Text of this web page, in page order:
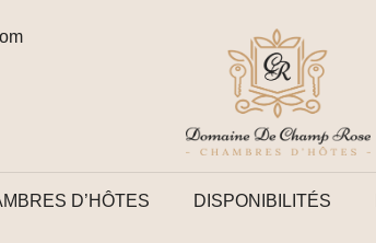
D’HÔTES DISPONIBILITÉS